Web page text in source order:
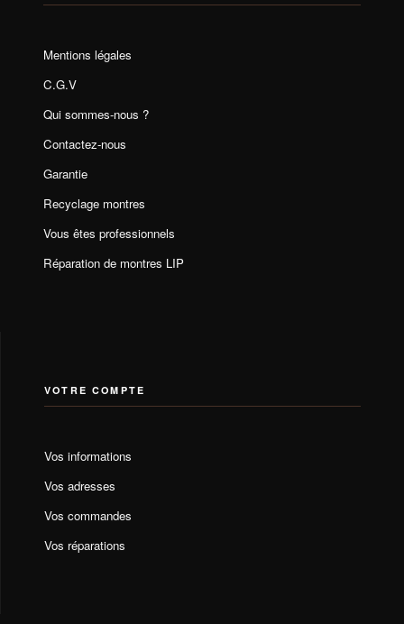
Mentions légales
C.G.V
Qui sommes-nous ?
Contactez-nous
Garantie
Recyclage montres
Vous êtes professionnels
Réparation de montres LIP
VOTRE COMPTE
Vos informations
Vos adresses
Vos commandes
Vos réparations